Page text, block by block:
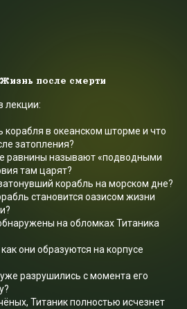
после смерти
лекции:
корабля в океанском шторме и что
затопления?
равнины называют «подводными
там царят?
корабль на морском дне?
становится оазисом жизни
на обломках Титаника
они образуются на корпусе
разрушились с момента его
Титаник полностью исчезнет